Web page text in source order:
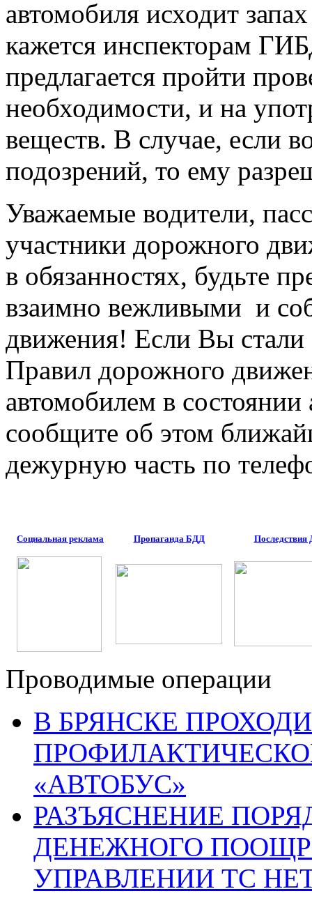
автомобиля исходит
кажется инспекторам
предлагается пройти
необходимости, и на
веществ. В случае, если
подозрений, то ему
Уважаемые водители,
участники дорожного
в обязанностях, будьте
взаимно вежливыми и
движения! Если Вы
Правил дорожного
автомобилем в состоянии
сообщите об этом
дежурную часть по
Социальная реклама Пропаганда БДД
Проводимые операции
В БРЯНСКЕ
«АВТОБУС»
РАЗЪЯСНЕНИЕ
ДЕНЕЖНОГО
УПРАВЛЕНИИ ТС